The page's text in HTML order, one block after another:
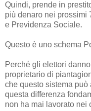
Quindi, prende in
più denaro nei prossimi
e Previdenza Sociale.
Questo è uno schema
Perché gli elettori
proprietario di
che questo sistema
questa differenza
non ha mai lavorato nei